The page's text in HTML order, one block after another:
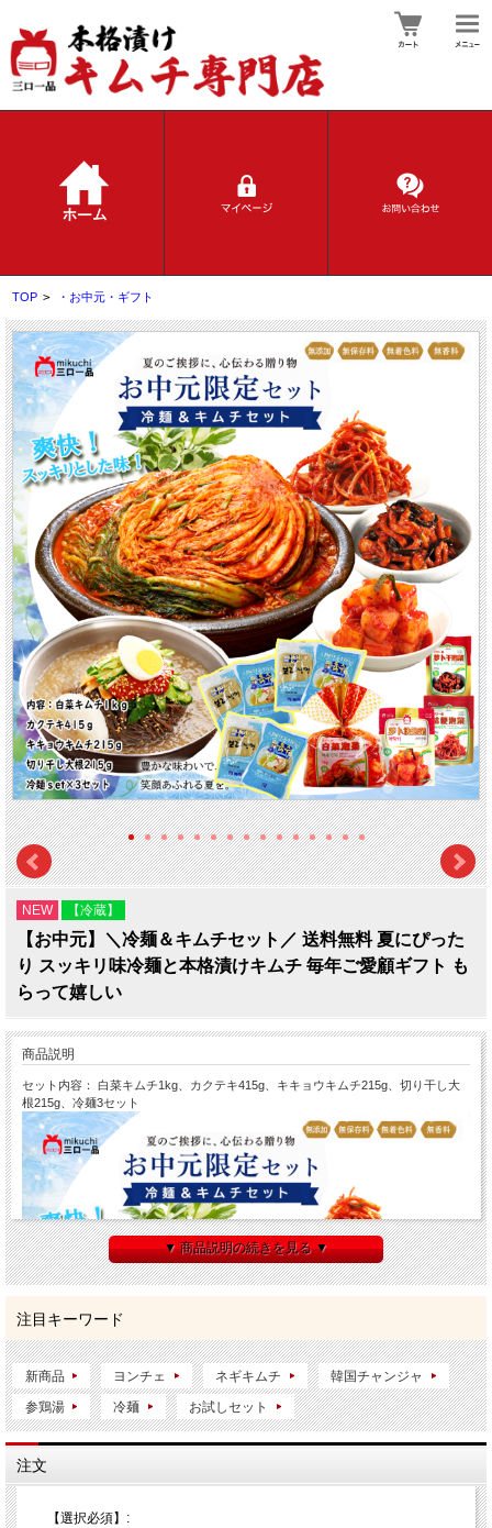
TOP > ・お中元・ギフト
NEW 【冷蔵】
【お中元】＼冷麺＆キムチセット／ 送料無料 夏にぴった
り スッキリ味冷麺と本格漬けキムチ 毎年ご愛顧ギフト も
らって嬉しい
商品説明
セット内容： 白菜キムチ1kg、カクテキ415g、キキョウキムチ215g、切り干し大
根215g、冷麺3セット
▼ 商品説明の続きを見る ▼
注目キーワード
新商品 ヨンチェ ネギキムチ 韓国チャンジャ
参鶏湯 冷麺 お試しセット
注文
【選択必須】: